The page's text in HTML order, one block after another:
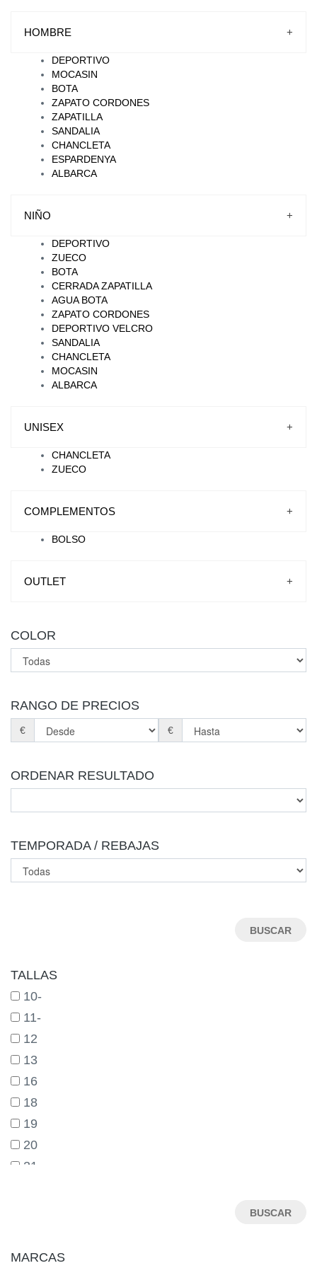
HOMBRE +
DEPORTIVO
MOCASIN
BOTA
ZAPATO CORDONES
ZAPATILLA
SANDALIA
CHANCLETA
ESPARDENYA
ALBARCA
NIÑO +
DEPORTIVO
ZUECO
BOTA
CERRADA ZAPATILLA
AGUA BOTA
ZAPATO CORDONES
DEPORTIVO VELCRO
SANDALIA
CHANCLETA
MOCASIN
ALBARCA
UNISEX +
CHANCLETA
ZUECO
COMPLEMENTOS +
BOLSO
OUTLET +
COLOR
RANGO DE PRECIOS
€ €
ORDENAR RESULTADO
TEMPORADA / REBAJAS
TALLAS
10-
11-
12
13
16
18
19
20
21
25
MARCAS